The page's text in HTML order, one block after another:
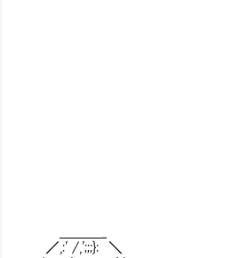
／,:' /,';;;}: